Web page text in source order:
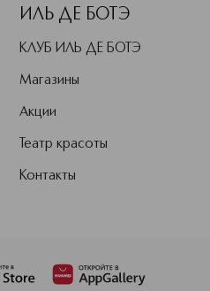
ИЛЬ ДЕ БОТЭ
КЛУБ ИЛЬ ДЕ БОТЭ
Магазины
Акции
Театр красоты
Контакты